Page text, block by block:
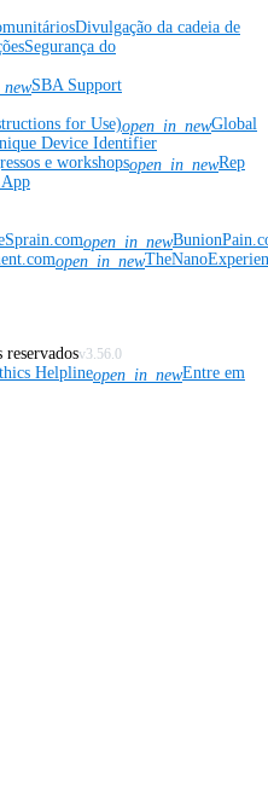
Divulgação da cadeia de
Segurança do
SBA Support
for Use)open_in_newGlobal
Device Identifier
e workshopsopen_in_newRep
open_in_new
open_in_new
v3.56.0
Helplineopen_in_newEntre em